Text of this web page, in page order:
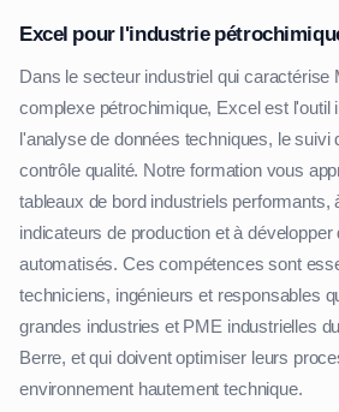
Excel pour l'industrie
Dans le secteur industriel qui caractérise
complexe pétrochimique, Excel est l'outil
l'analyse de données techniques, le suivi
contrôle qualité. Notre formation vous
tableaux de bord industriels performants,
indicateurs de production et à
automatisés. Ces compétences sont
techniciens, ingénieurs et responsables
grandes industries et PME industrielles
Berre, et qui doivent optimiser leurs
environnement hautement technique.